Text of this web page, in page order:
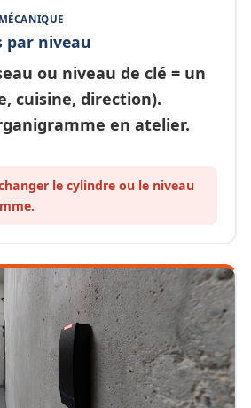
par niveau
ou niveau de clé = un
cuisine, direction).
en atelier.
le cylindre ou le niveau